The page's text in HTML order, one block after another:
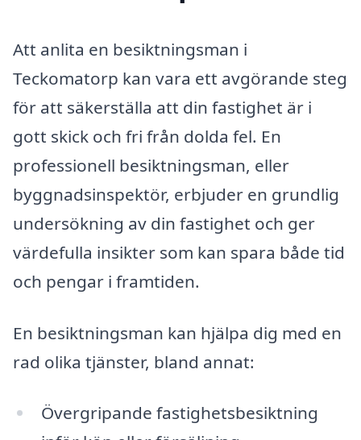
Att anlita en besiktningsman i
Teckomatorp kan vara ett avgörande steg
för att säkerställa att din fastighet är i
gott skick och fri från dolda fel. En
professionell besiktningsman, eller
byggnadsinspektör, erbjuder en grundlig
undersökning av din fastighet och ger
värdefulla insikter som kan spara både tid
och pengar i framtiden.
En besiktningsman kan hjälpa dig med en
rad olika tjänster, bland annat:
Övergripande fastighetsbesiktning